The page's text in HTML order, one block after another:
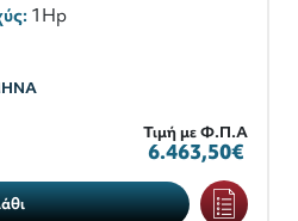
1Hp
Τιμή με Φ.Π.Α
6.463,50€